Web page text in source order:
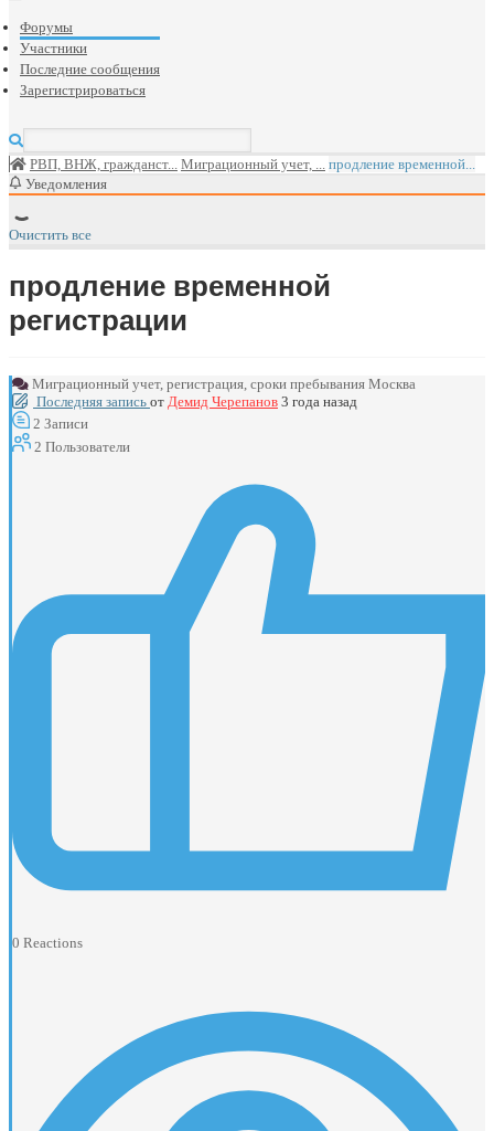
Форумы
Участники
Последние сообщения
Зарегистрироваться
РВП, ВНЖ, гражданст... Миграционный учет, ... продление временной...
Уведомления
Очистить все
продление временной
регистрации
Миграционный учет, регистрация, сроки пребывания Москва
Последняя запись от Демид Черепанов 3 года назад
2 Записи
2 Пользователи
0 Reactions